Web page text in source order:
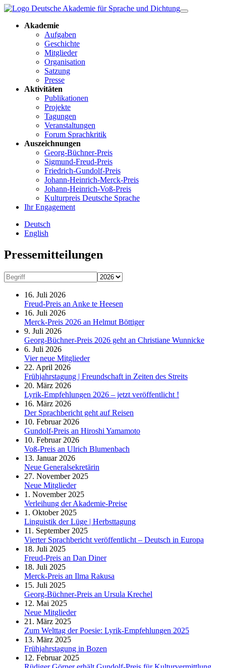
Akademie
Aufgaben
Geschichte
Mitglieder
Organisation
Satzung
Presse
Aktivitäten
Publikationen
Projekte
Tagungen
Veranstaltungen
Forum Sprachkritik
Auszeichnungen
Georg-Büchner-Preis
Sigmund-Freud-Preis
Friedrich-Gundolf-Preis
Johann-Heinrich-Merck-Preis
Johann-Heinrich-Voß-Preis
Kulturpreis Deutsche Sprache
Ihr Engagement
Deutsch
English
Presse­mitteilungen
16. Juli 2026
Freud-Preis an Anke te Heesen
16. Juli 2026
Merck-Preis 2026 an Helmut Böttiger
9. Juli 2026
Georg-Büchner-Preis 2026 geht an Christiane Wunnicke
6. Juli 2026
Vier neue Mitglieder
22. April 2026
Frühjahrstagung | Freundschaft in Zeiten des Streits
20. März 2026
Lyrik-Empfehlungen 2026 – jetzt veröffentlicht !
16. März 2026
Der Sprachbericht geht auf Reisen
10. Februar 2026
Gundolf-Preis an Hiroshi Yamamoto
10. Februar 2026
Voß-Preis an Ulrich Blumenbach
13. Januar 2026
Neue Generalsekretärin
27. November 2025
Neue Mitglieder
1. November 2025
Verleihung der Akademie-Preise
1. Oktober 2025
Linguistik der Lüge | Herbsttagung
11. September 2025
Vierter Sprachbericht veröffentlicht – Deutsch in Europa
18. Juli 2025
Freud-Preis an Dan Diner
18. Juli 2025
Merck-Preis an Ilma Rakusa
15. Juli 2025
Georg-Büchner-Preis an Ursula Krechel
12. Mai 2025
Neue Mitglieder
21. März 2025
Zum Welttag der Poesie: Lyrik-Empfehlungen 2025
13. März 2025
Frühjahrstagung in Bozen
12. Februar 2025